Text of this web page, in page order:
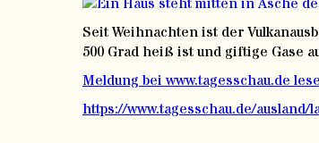
Seit Weihnachten ist der
500 Grad heiß ist und giftige Gase
Meldung bei www.tagesschau.de
https://www.tagesschau.de/ausland/